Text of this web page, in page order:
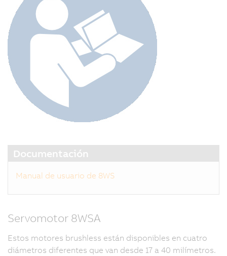
Documentación
Manual de usuario de 8WS
Servomotor 8WSA
Estos motores brushless están disponibles en cuatro
diámetros diferentes que van desde 17 a 40 milímetros.